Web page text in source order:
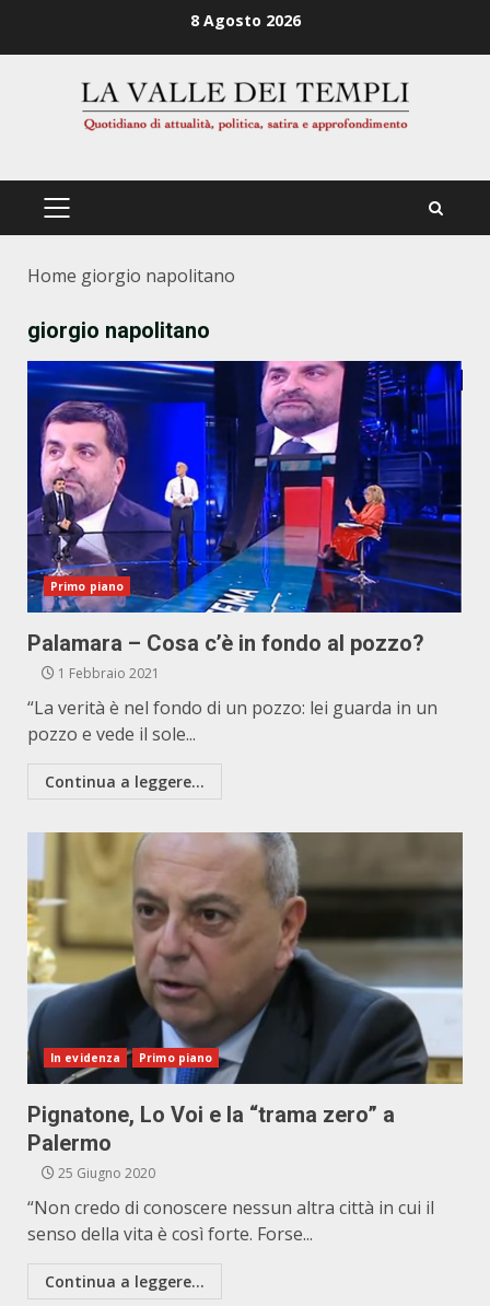
8 Agosto 2026
PRIMÄRES
Home giorgio napolitano
giorgio napolitano
Primo piano
Palamara – Cosa c’è in fondo al pozzo?
1 Febbraio 2021
“La verità è nel fondo di un pozzo: lei guarda in un
pozzo e vede il sole...
Continua a leggere...
In evidenza Primo piano
Pignatone, Lo Voi e la “trama zero” a
Palermo
25 Giugno 2020
“Non credo di conoscere nessun altra città in cui il
senso della vita è così forte. Forse...
Continua a leggere...